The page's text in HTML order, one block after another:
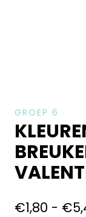
GROEP 6
€1,80 - €